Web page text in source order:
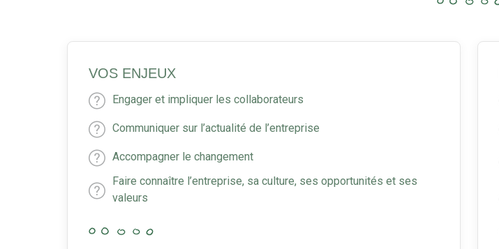
VOS ENJEUX
Engager et impliquer les collaborateurs
Communiquer sur l’actualité de l’entreprise
Accompagner le changement
Faire connaître l’entreprise, sa culture, ses opportunités et ses
valeurs